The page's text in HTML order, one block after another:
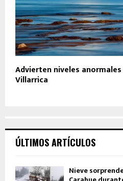
Advierten niveles
Villarrica
ÚLTIMOS ARTÍCULOS
Nieve